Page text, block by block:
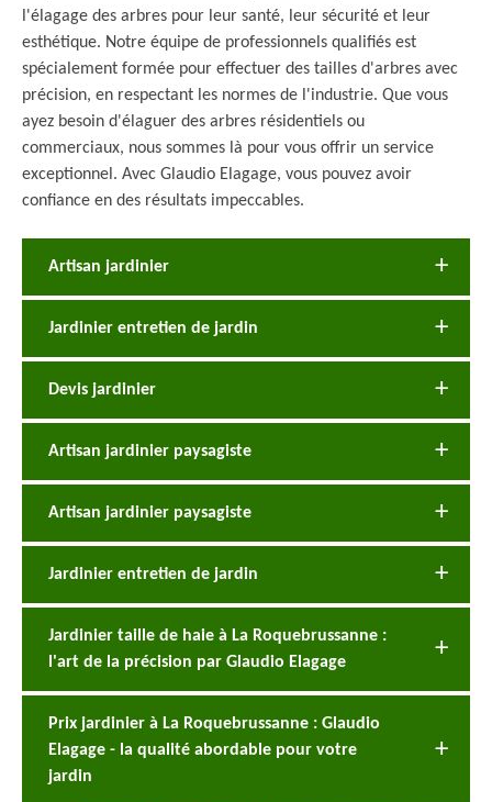
l'élagage des arbres pour leur santé, leur sécurité et leur
esthétique. Notre équipe de professionnels qualifiés est
spécialement formée pour effectuer des tailles d'arbres avec
précision, en respectant les normes de l'industrie. Que vous
ayez besoin d'élaguer des arbres résidentiels ou
commerciaux, nous sommes là pour vous offrir un service
exceptionnel. Avec Glaudio Elagage, vous pouvez avoir
confiance en des résultats impeccables.
Artisan jardinier
Jardinier entretien de jardin
Devis jardinier
Artisan jardinier paysagiste
Artisan jardinier paysagiste
Jardinier entretien de jardin
Jardinier taille de haie à La Roquebrussanne :
l'art de la précision par Glaudio Elagage
Prix jardinier à La Roquebrussanne : Glaudio
Elagage - la qualité abordable pour votre
jardin